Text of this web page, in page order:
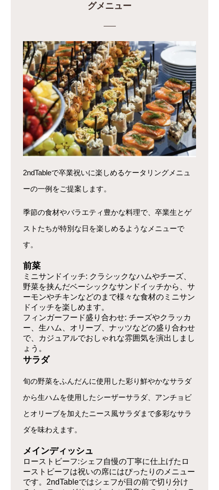
グメニュー
2ndTableで卒業祝いに楽しめるケータリングメニュ
ーの一例をご提案します。
季節の食材やバラエティ豊かな料理で、卒業生とゲ
ストたちが特別な日を楽しめるようなメニューで
す。
前菜
ミニサンドイッチ: クラシックなハムやチーズ、
野菜を挟んだベーシックなサンドイッチから、サ
ーモンやチキンなどのまで様々な食材のミニサン
ドイッチを楽しめます。
フィンガーフード盛り合わせ: チーズやクラッカ
ー、生ハム、オリーブ、ナッツなどの盛り合わせ
で、カジュアルでおしゃれな雰囲気を演出しまし
ょう。
サラダ
旬の野菜をふんだんに使用した彩り鮮やかなサラダ
から生ハムを使用したシーザーサラダ、アンチョビ
とオリーブを加えたニース風サラダまで多彩なサラ
ダを味わえます。
メインディッシュ
ローストビーフ:シェフ自慢の丁寧に仕上げたロ
ーストビーフは祝いの席にはぴったりのメニュー
です。2ndTableではシェフが目の前で切り分け